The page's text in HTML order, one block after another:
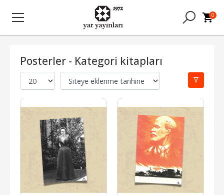
0
Posterler - Kategori kitapları